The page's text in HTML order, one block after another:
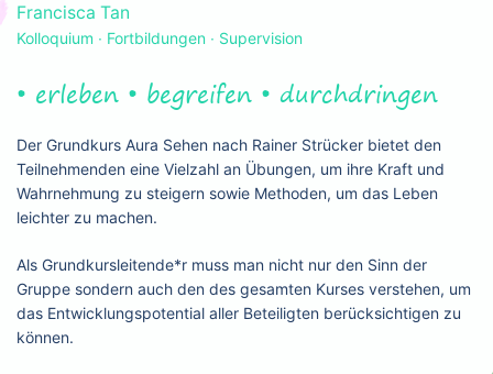
Francisca Tan
Kolloquium ∙ Fortbildungen ∙ Supervision
• erleben • begreifen • durchdringen
Der Grundkurs Aura Sehen nach Rainer Strücker bietet den
Teilnehmenden eine Vielzahl an Übungen, um ihre Kraft und
Wahrnehmung zu steigern sowie Methoden, um das Leben
leichter zu machen.
Als Grundkursleitende*r muss man nicht nur den Sinn der
Gruppe sondern auch den des gesamten Kurses verstehen, um
das Entwicklungspotential aller Beteiligten berücksichtigen zu
können.